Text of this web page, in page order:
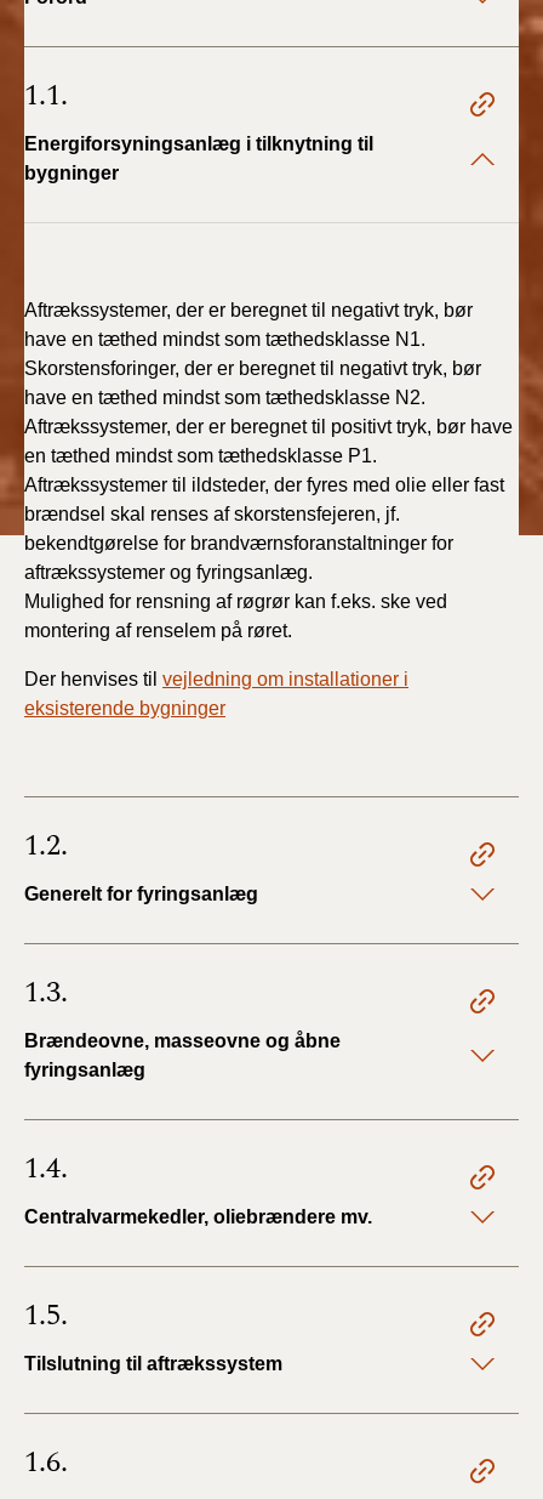
BR18 (29/6 - 31/12
2021)
BR18 (1/7-31/12
2020)
2020)
BR18 (1/1-9/3 2020)
BR18 (4/7-31/12
2019)
BR18 (1/1-4/7 2019)
BR18 (1/7-31/12
BR18 (1/1-30/6
Tidligere BR (1961-
1.1.
Energiforsyningsanlæg i tilknytning til
bygninger
Aftrækssystemer, der er beregnet til negativt tryk, bør
have en tæthed mindst som tæthedsklasse N1.
Skorstensforinger, der er beregnet til negativt tryk, bør
have en tæthed mindst som tæthedsklasse N2.
Aftrækssystemer, der er beregnet til positivt tryk, bør have
en tæthed mindst som tæthedsklasse P1.
Aftrækssystemer til ildsteder, der fyres med olie eller fast
brændsel skal renses af skorstensfejeren, jf.
bekendtgørelse for brandværnsforanstaltninger for
aftrækssystemer og fyringsanlæg.
Mulighed for rensning af røgrør kan f.eks. ske ved
montering af renselem på røret.
Der henvises til vejledning om installationer i
eksisterende bygninger
1.2.
Generelt for fyringsanlæg
1.3.
Brændeovne, masseovne og åbne
fyringsanlæg
1.4.
Centralvarmekedler, oliebrændere mv.
1.5.
Tilslutning til aftrækssystem
1.6.